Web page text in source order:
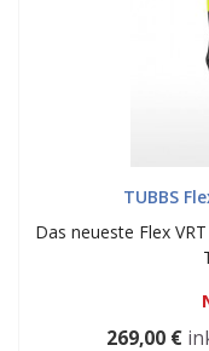
TUBBS
Das neueste Flex
269,00 €